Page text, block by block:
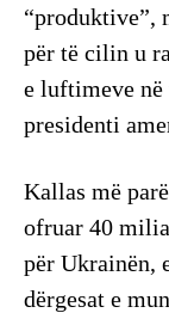
“produktive”,
për të cilin u
e luftimeve në
presidenti
Kallas më
ofruar 40
për Ukrainën,
dërgesat e